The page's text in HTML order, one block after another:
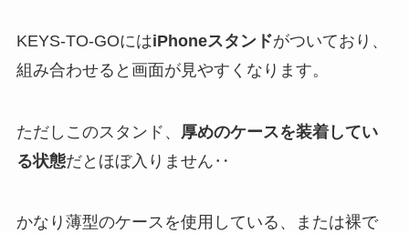
KEYS-TO-GOにはiPhoneスタンドがついており、
組み合わせると画面が見やすくなります。
ただしこのスタンド、
厚めのケースを装着してい
る状態だとほぼ入りません‥
かなり薄型のケースを使用している、または裸で